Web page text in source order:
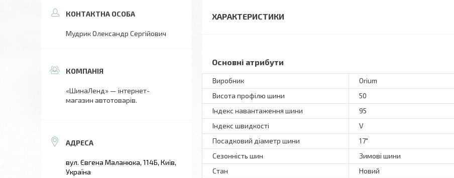
ХАРАКТЕРИСТИКИ
Основні атрибути
Виробник
Orium
Висота профілю шини
50
Індекс навантаження шини
95
Індекс швидкості
V
Посадковий діаметр шини
17"
Сезонність шин
Зимові шини
Стан
Новий
Мудрик Олександр Сергійович
«ШинаЛенд» — інтернет-
магазин автотоварів.
вул. Євгена Маланюка, 114Б, Київ,
Україна